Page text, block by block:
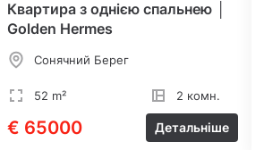
Квартира з однією спальнею │
Golden Hermes
Сонячний Берег
52 m² 2 комн.
€ 65000 Детальніше